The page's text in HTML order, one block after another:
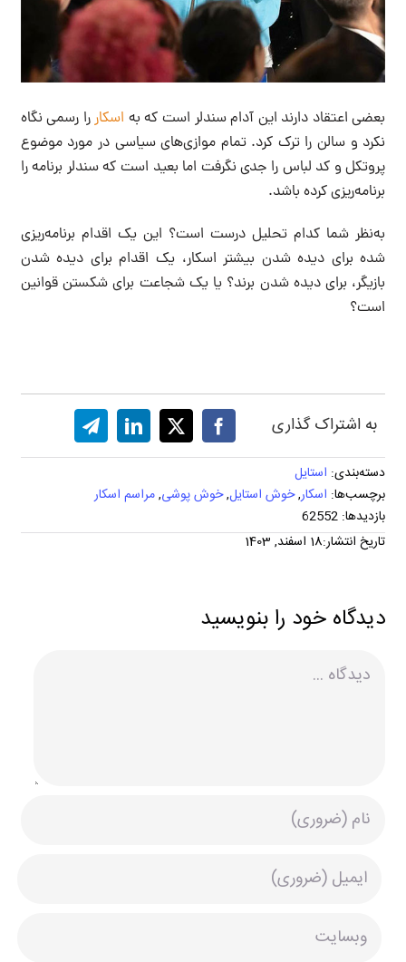
بعضی اعتقاد دارند این آدام سندلر است که به اسکاررا رسمی نگاه
نکرد و سالن را ترک کرد. تمام موازی‌های سیاسی در مورد موضوع
پروتکل و کد لباس را جدی نگرفت اما بعید است که سندلر برنامه را
برنامه‌ریزی کرده باشد.
به‌نظر شما کدام تحلیل درست است؟ این یک اقدام برنامه‌ریزی
شده برای دیده شدن بیشتر اسکار، یک اقدام برای دیده شدن
بازیگر، برای دیده شدن برند؟ یا یک شجاعت برای شکستن قوانین
است؟
به اشتراک گذاری
دسته‌بندی: استایل
برچسب‌ها: اسکار,خوش استایل,خوش پوشی,مراسم اسکار
بازدیدها: 62552
تاریخ انتشار:18 اسفند, 1403
دیدگاه خود را بنویسید